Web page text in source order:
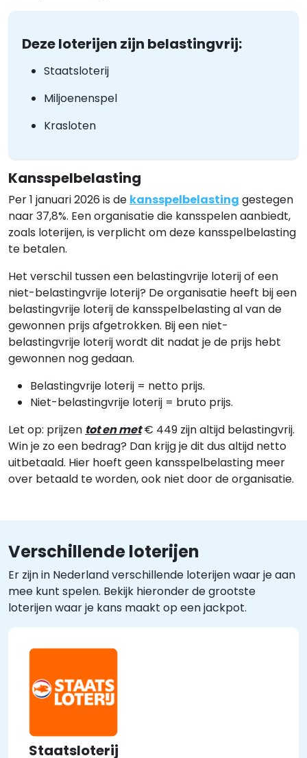
Deze loterijen zijn belastingvrij:
Staatsloterij
Miljoenenspel
Krasloten
Kansspelbelasting
Per 1 januari 2026 is de kansspelbelasting gestegen
naar 37,8%. Een organisatie die kansspelen aanbiedt,
zoals loterijen, is verplicht om deze kansspelbelasting
te betalen.
Het verschil tussen een belastingvrije loterij of een
niet-belastingvrije loterij? De organisatie heeft bij een
belastingvrije loterij de kansspelbelasting al van de
gewonnen prijs afgetrokken. Bij een niet-
belastingvrije loterij wordt dit nadat je de prijs hebt
gewonnen nog gedaan.
Belastingvrije loterij = netto prijs.
Niet-belastingvrije loterij = bruto prijs.
Let op: prijzen tot en met€ 449 zijn altijd belastingvrij.
Win je zo een bedrag? Dan krijg je dit dus altijd netto
uitbetaald. Hier hoeft geen kansspelbelasting meer
over betaald te worden, ook niet door de organisatie.
Verschillende loterijen
Er zijn in Nederland verschillende loterijen waar je aan
mee kunt spelen. Bekijk hieronder de grootste
loterijen waar je kans maakt op een jackpot.
Staatsloterij